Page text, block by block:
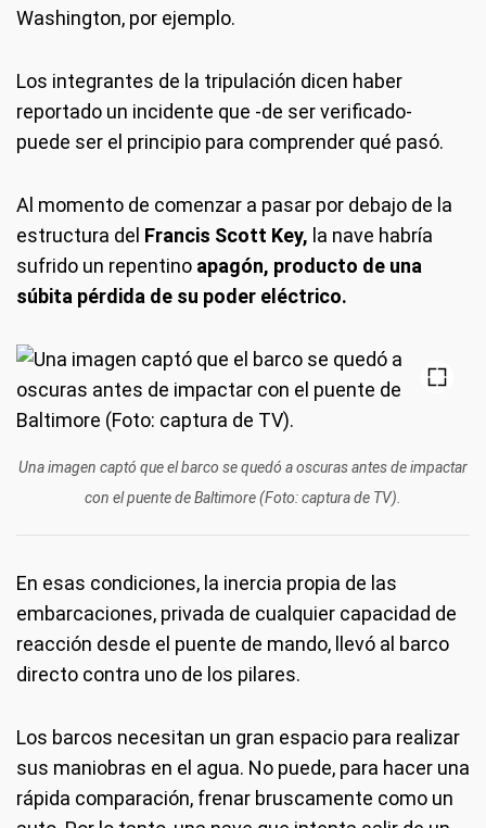
Washington, por ejemplo.
Los integrantes de la tripulación dicen haber
reportado un incidente que -de ser verificado-
puede ser el principio para comprender qué pasó.
Al momento de comenzar a pasar por debajo de la
estructura del Francis Scott Key, la nave habría
sufrido un repentino apagón, producto de una
súbita pérdida de su poder eléctrico.
Una imagen captó que el barco se quedó a oscuras antes de impactar
con el puente de Baltimore (Foto: captura de TV).
En esas condiciones, la inercia propia de las
embarcaciones, privada de cualquier capacidad de
reacción desde el puente de mando, llevó al barco
directo contra uno de los pilares.
Los barcos necesitan un gran espacio para realizar
sus maniobras en el agua. No puede, para hacer una
rápida comparación, frenar bruscamente como un